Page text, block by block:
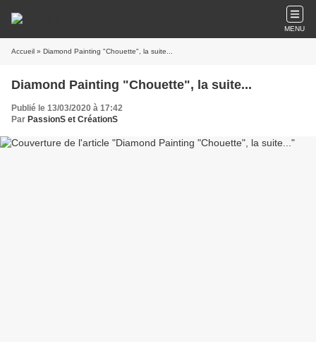
MENU
Accueil » Diamond Painting "Chouette", la suite...
Diamond Painting "Chouette", la suite...
Publié le 13/03/2020 à 17:42
Par PassionS et CréationS